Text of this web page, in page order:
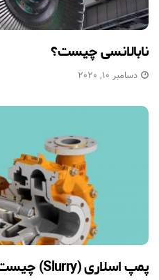
نابالانسی چیست؟
دسامبر 10, 2020
پمپ اسلاری (Slurry) چیست؟